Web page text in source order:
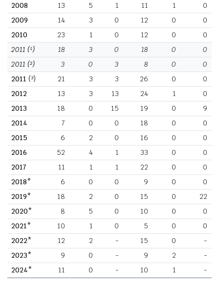
2008
13 5 1 11 1
0
2009
14 3 0 12 0
0
2010
23 1 0 12 0
0
2011 (¹) 18 3 0 18 0
0
2011 (²) 3 0 3 8 0
0
2011 (³) 21 3 3 26 0
0
2012
13 3 13 24 1
0
2013
18 0 15 19 0
9
2014
7 0 0 18 0
0
2015
6 2 0 16 0
0
2016
52 4 1 33 0
0
2017
11 1 1 22 0
0
2018*
6 0 0 9 0
0
2019*
18 2 0 15 0
22
2020*
8 5 0 10 0
0
2021*
10 1 0 5 0
0
2022*
12 2 - 15 0
-
2023*
9 0 - 9 2
-
2024*
11 0 - 10 1 -